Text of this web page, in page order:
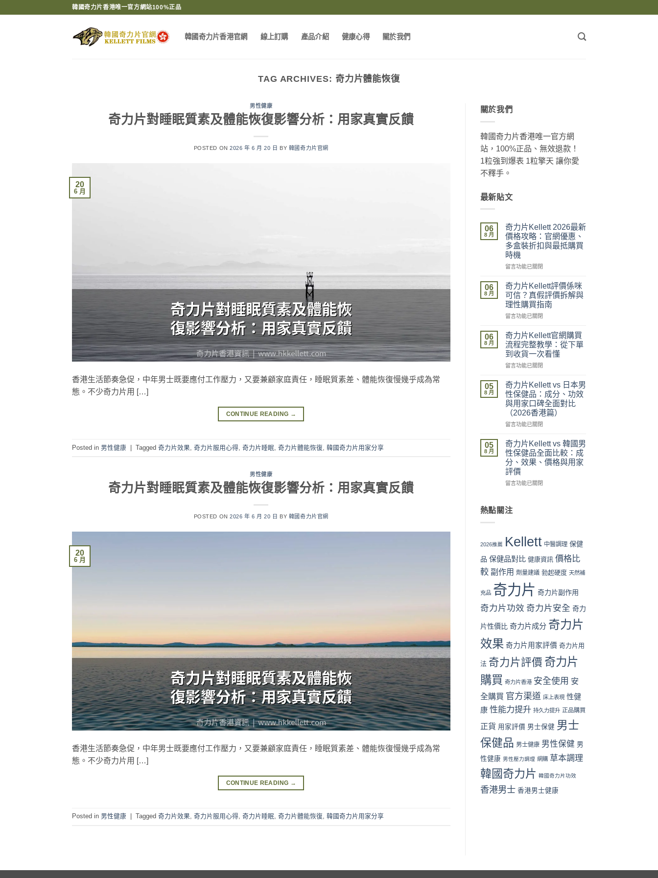
韓國奇力片香港唯一官方網站100%正品
韓國奇力片香港官網 線上訂購 產品介紹 健康心得 關於我們
TAG ARCHIVES: 奇力片體能恢復
男性健康
奇力片對睡眠質素及體能恢復影響分析：用家真實反饋
POSTED ON2026 年 6 月 20 日 BY 韓國奇力片官網
20
6 月
香港生活節奏急促，中年男士既要應付工作壓力，又要兼顧家庭責任，睡眠質素差、體能恢復慢幾乎成為常
態。不少奇力片用 […]
CONTINUE READING →
Posted in 男性健康 | Tagged 奇力片效果 奇力片服用心得 奇力片睡眠 奇力片體能恢復 韓國奇力片用家分享
男性健康
奇力片對睡眠質素及體能恢復影響分析：用家真實反饋
POSTED ON2026 年 6 月 20 日 BY 韓國奇力片官網
20
6 月
香港生活節奏急促，中年男士既要應付工作壓力，又要兼顧家庭責任，睡眠質素差、體能恢復慢幾乎成為常
態。不少奇力片用 […]
CONTINUE READING →
Posted in 男性健康 Tagged 奇力片效果 奇力片服用心得 奇力片睡眠 奇力片體能恢復 韓國奇力片用家分享
關於我們
韓國奇力片香港唯一官方網
站，100%正品、無效退款！
1粒強到爆表 1粒擎天 讓你愛
不釋手。
最新貼文
06
8 月
奇力片Kellett 2026最新
價格攻略：官網優惠、
多盒裝折扣與最抵購買
時機
在
力
片
Kellett
2026
最
價
格
攻
略：
官
優
惠、
多
盒
折
與
最
抵
購
買
時
留言功能已關閉
06
8 月
奇力片Kellett評價係咪
可信？真假評價拆解與
理性購買指南
在
力
片
Kellett
評
價
咪
可
信？
真
評
拆
解
與
理
性
購
南〉
中
留言功能已關閉
06
8 月
奇力片Kellett官網購買
流程完整教學：從下單
到收貨一次看懂
在
力
片
Kellett
官
購
流
程
完
整
教
學：
單
到
一
看
中
留言功能已關閉
05
8 月
奇力片Kellett vs 日本男
性保健品：成分、功效
與用家口碑全面對比
（2026香港篇）
在
力
片
Kellett
vs
日
本
保
健
分、
效
用
口
全
對
（2026
香
港
篇）〉
留言功能已關閉
05
8 月
奇力片Kellett vs 韓國男
性保健品全面比較：成
分、效果、價格與用家
評價
在
片
國
性
健
全
比
成
效
果、
價
格
用
家
評
價〉
留言功能已關閉
熱點關注
2026推薦 Kellett 中醫調理 保健
品 保健品對比 健康資訊 價格比
較 副作用 劑量建議 勃起硬度 天然補
充品 奇力片 奇力片副作用
奇力片功效 奇力片安全 奇力
片性價比 奇力片成分 奇力片
效果 奇力片用家評價 奇力片用
法 奇力片評價 奇力片
購買 奇力片香港 安全使用 安
全購買 官方渠道 床上表現 性健
康 性能力提升 持久力提升 正品購買
正貨 用家評價 男士保健 男士
保健品 男士健康 男性保健 男
性健康 男性壓力調理 網購 草本調理
韓國奇力片 韓國奇力片功效
香港男士 香港男士健康